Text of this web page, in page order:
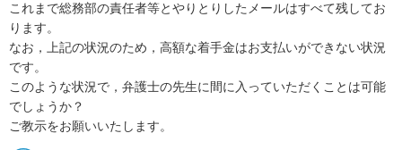
これまで総務部の責任者等とやりとりしたメールはすべて残してお
ります。
なお，上記の状況のため，高額な着手金はお支払いができない状況
です。
このような状況で，弁護士の先生に間に入っていただくことは可能
でしょうか？
ご教示をお願いいたします。